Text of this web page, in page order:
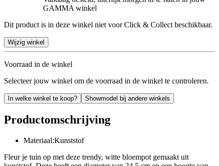
GAMMA winkel
Dit product is in deze winkel niet voor Click & Collect beschikbaar.
Wijzig winkel
Voorraad in de winkel
Selecteer jouw winkel om de voorraad in de winkel te controleren.
In welke winkel te koop? Showmodel bij andere winkels
Productomschrijving
Materiaal:Kunststof
Fleur je tuin op met deze trendy, witte bloempot gemaakt uit